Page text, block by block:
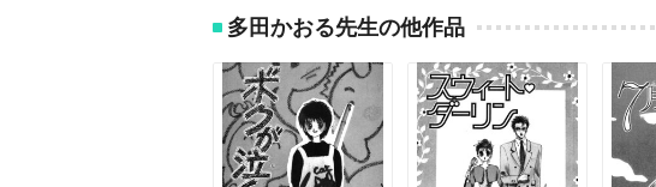
多田かおる先生の他作品